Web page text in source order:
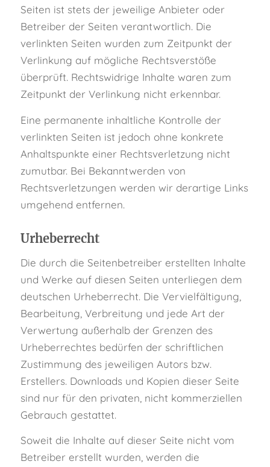
Seiten ist stets der jeweilige Anbieter oder
Betreiber der Seiten verantwortlich. Die
verlinkten Seiten wurden zum Zeitpunkt der
Verlinkung auf mögliche Rechtsverstöße
überprüft. Rechtswidrige Inhalte waren zum
Zeitpunkt der Verlinkung nicht erkennbar.
Eine permanente inhaltliche Kontrolle der
verlinkten Seiten ist jedoch ohne konkrete
Anhaltspunkte einer Rechtsverletzung nicht
zumutbar. Bei Bekanntwerden von
Rechtsverletzungen werden wir derartige Links
umgehend entfernen.
Urheberrecht
Die durch die Seitenbetreiber erstellten Inhalte
und Werke auf diesen Seiten unterliegen dem
deutschen Urheberrecht. Die Vervielfältigung,
Bearbeitung, Verbreitung und jede Art der
Verwertung außerhalb der Grenzen des
Urheberrechtes bedürfen der schriftlichen
Zustimmung des jeweiligen Autors bzw.
Erstellers. Downloads und Kopien dieser Seite
sind nur für den privaten, nicht kommerziellen
Gebrauch gestattet.
Soweit die Inhalte auf dieser Seite nicht vom
Betreiber erstellt wurden, werden die